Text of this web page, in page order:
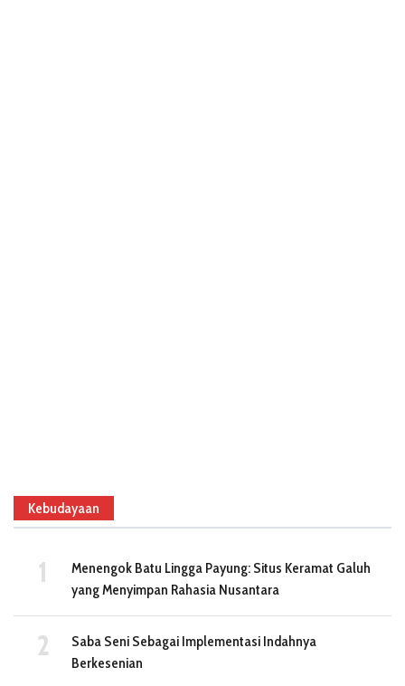
Kebudayaan
Menengok Batu Lingga Payung: Situs Keramat Galuh
yang Menyimpan Rahasia Nusantara
Saba Seni Sebagai Implementasi Indahnya
Berkesenian